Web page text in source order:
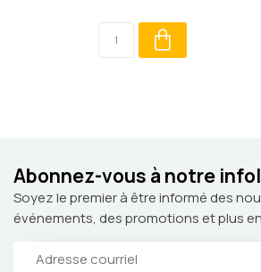
Abonnez-vous à notre
Soyez le premier à être informé des
événements, des promotions et plus